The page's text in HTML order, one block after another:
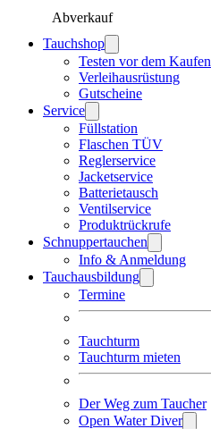
Abverkauf
Tauchshop
Testen vor dem Kaufen
Verleihausrüstung
Gutscheine
Service
Füllstation
Flaschen TÜV
Reglerservice
Jacketservice
Batterietausch
Ventilservice
Produktrückrufe
Schnuppertauchen
Info & Anmeldung
Tauchausbildung
Termine
Tauchturm
Tauchturm mieten
Der Weg zum Taucher
Open Water Diver